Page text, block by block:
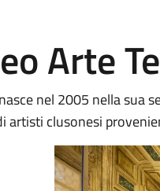
Arte
nel 2005 nella sua
artisti clusonesi